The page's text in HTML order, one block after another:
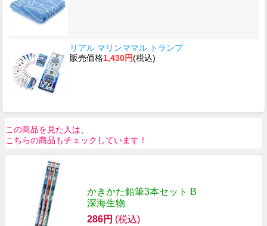
リアル マリンママル トランプ
販売価格1,430円(税込)
この商品を見た人は、
こちらの商品もチェックしています！
かきかた鉛筆3本セット B
深海生物
286円 (税込)